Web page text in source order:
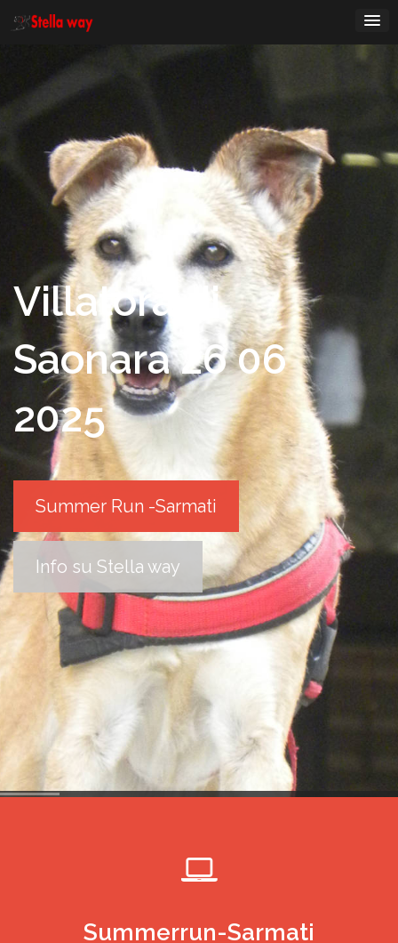
Villatora di
Saonara 26 06
2025
Summer Run -Sarmati
Info su Stella way
Summerrun-Sarmati